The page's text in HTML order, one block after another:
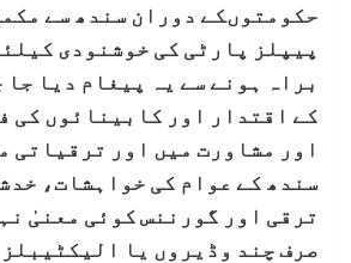
حکومتوںکے دوران سندھ سے
پیپلز پارٹی کی خوشنودی
براہ ہونے سے یہ پیغام دیا جا
کے اقتدار اور کابینائوں کی
اور مشاورت میں اور ترقیاتی
سندھ کے عوام کی خواہشات،
ترقی اور گورننس کوئی معنیٰ
صرف چند وڈیروں یا